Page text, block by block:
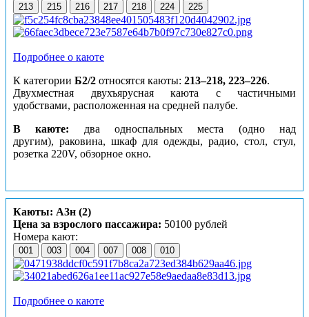
213 215 216 217 218 224 225
Подробнее о каюте
К категории Б2/2 относятся каюты: 213–218, 223–226.
Двухместная двухъярусная каюта с частичными
удобствами, расположенная на средней палубе.
В каюте: два односпальных места (одно над
другим), раковина, шкаф для одежды, радио, стол, стул,
розетка 220V, обзорное окно.
Каюты: А3н (2)
Цена за взрослого пассажира: 50100 рублей
Номера кают:
001 003 004 007 008 010
Подробнее о каюте